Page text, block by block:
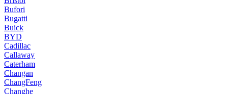
Bufori
Bugatti
Buick
BYD
Cadillac
Callaway
Caterham
Changan
ChangFeng
Changhe